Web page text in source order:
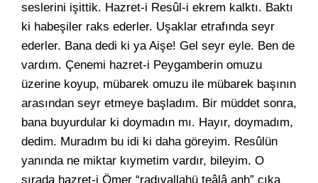
seslerini işittik. Hazret-i Resûl-i ekrem kalktı. Baktı
ki habeşiler raks ederler. Uşaklar etrafında seyr
ederler. Bana dedi ki ya Aişe! Gel seyr eyle. Ben de
vardım. Çenemi hazret-i Peygamberin omuzu
üzerine koyup, mübarek omuzu ile mübarek başının
arasından seyr etmeye başladım. Bir müddet sonra,
bana buyurdular ki doymadın mı. Hayır, doymadım,
dedim. Muradım bu idi ki daha göreyim. Resûlün
yanında ne miktar kıymetim vardır, bileyim. O
sırada hazret-i Ömer “radıyallahü teâlâ anh” çıka